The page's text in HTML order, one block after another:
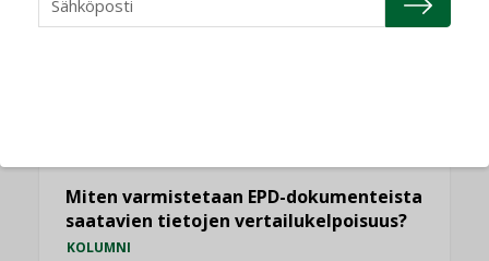
Sähköistäminen säästää euroja
Miten varmistetaan EPD-dokumenteista
saatavien tietojen vertailukelpoisuus?
KOLUMNI